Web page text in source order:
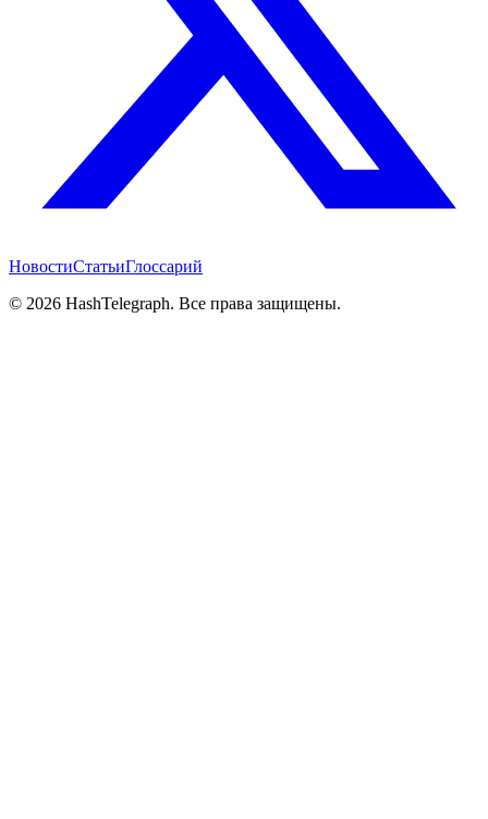
НовостиСтатьиГлоссарий
© 2026 HashTelegraph. Все права защищены.